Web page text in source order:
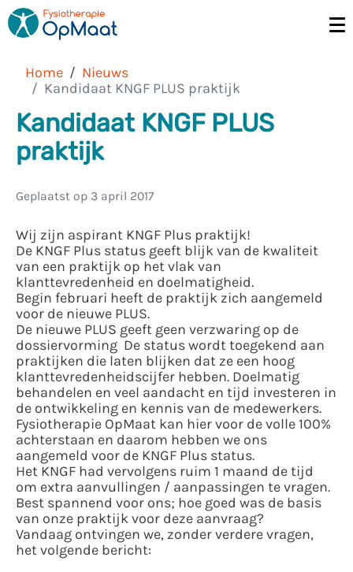
Home
Nieuws
Kandidaat KNGF PLUS praktijk
Kandidaat KNGF PLUS
praktijk
Geplaatst op 3 april 2017
Wij zijn aspirant KNGF Plus praktijk!
De KNGF Plus status geeft blijk van de kwaliteit
van een praktijk op het vlak van
klanttevredenheid en doelmatigheid.
Begin februari heeft de praktijk zich aangemeld
voor de nieuwe PLUS.
De nieuwe PLUS geeft geen verzwaring op de
dossiervorming De status wordt toegekend aan
praktijken die laten blijken dat ze een hoog
klanttevredenheidscijfer hebben. Doelmatig
behandelen en veel aandacht en tijd investeren in
de ontwikkeling en kennis van de medewerkers.
Fysiotherapie OpMaat kan hier voor de volle 100%
achterstaan en daarom hebben we ons
aangemeld voor de KNGF Plus status.
Het KNGF had vervolgens ruim 1 maand de tijd
om extra aanvullingen / aanpassingen te vragen.
Best spannend voor ons; hoe goed was de basis
van onze praktijk voor deze aanvraag?
Vandaag ontvingen we, zonder verdere vragen,
het volgende bericht: